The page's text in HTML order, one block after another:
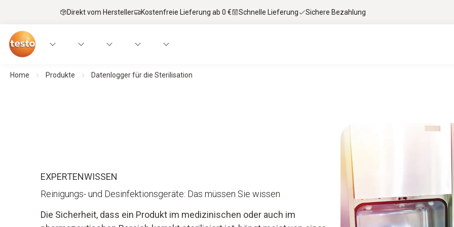
Direkt vom Hersteller Kostenfreie Lieferung ab 0 € Schnelle Lieferung Sichere Bezahlung
Home Produkte Datenlogger für die Sterilisation
EXPERTENWISSEN
Reinigungs- und Desinfektionsgeräte: Das müssen Sie wissen
Die Sicherheit, dass ein Produkt im medizinischen oder auch im